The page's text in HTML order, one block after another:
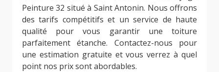
Peinture 32 situé à Saint Antonin. Nous offrons
des tarifs compétitifs et un service de haute
qualité pour vous garantir une toiture
parfaitement étanche. Contactez-nous pour
une estimation gratuite et vous verrez à quel
point nos prix sont abordables.